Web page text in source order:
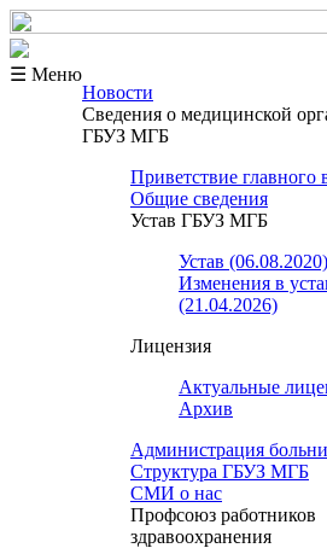
☰ Меню
Новости
Сведения о медицинской
ГБУЗ МГБ
Приветствие главного
Общие сведения
Устав ГБУЗ МГБ
Устав (06.08.2020)
Изменения в
(21.04.2026)
Лицензия
Актуальные
Архив
Администрация
Структура ГБУЗ МГБ
СМИ о нас
Профсоюз работников
здравоохранения